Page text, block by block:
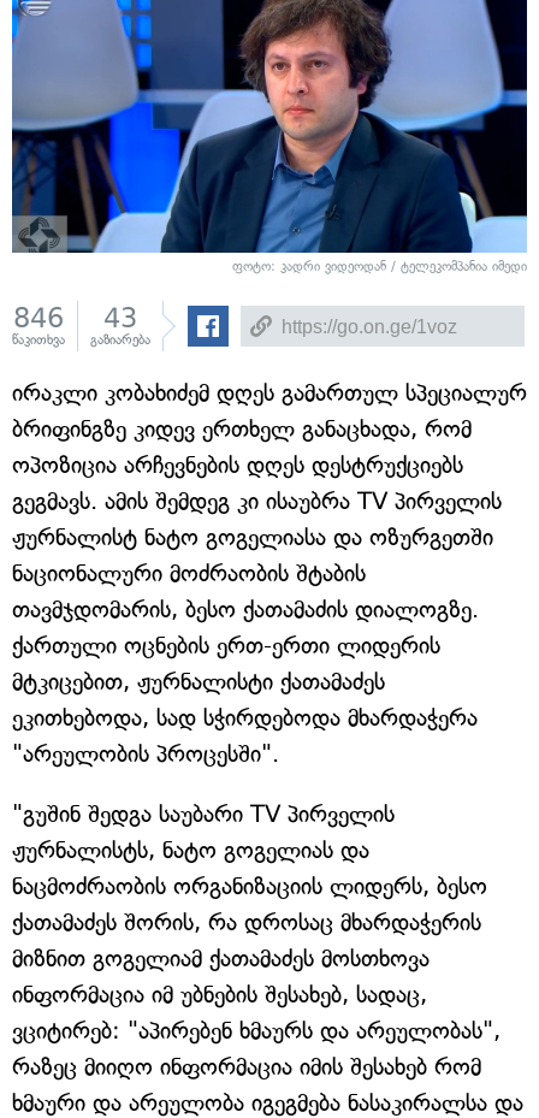
ფოტო: კადრი ვიდეოდან / ტელეკომპანია იმედი
846
წაკითხვა
43
გაზიარება
ირაკლი კობახიძემ დღეს გამართულ სპეციალურ
ბრიფინგზე კიდევ ერთხელ განაცხადა, რომ
ოპოზიცია არჩევნების დღეს დესტრუქციებს
გეგმავს. ამის შემდეგ კი ისაუბრა TV პირველის
ჟურნალისტ ნატო გოგელიასა და ოზურგეთში
ნაციონალური მოძრაობის შტაბის
თავმჯდომარის, ბესო ქათამაძის დიალოგზე.
ქართული ოცნების ერთ-ერთი ლიდერის
მტკიცებით, ჟურნალისტი ქათამაძეს
ეკითხებოდა, სად სჭირდებოდა მხარდაჭერა
"არეულობის პროცესში".
"გუშინ შედგა საუბარი TV პირველის
ჟურნალისტს, ნატო გოგელიას და
ნაცმოძრაობის ორგანიზაციის ლიდერს, ბესო
ქათამაძეს შორის, რა დროსაც მხარდაჭერის
მიზნით გოგელიამ ქათამაძეს მოსთხოვა
ინფორმაცია იმ უბნების შესახებ, სადაც,
ვციტირებ: "აპირებენ ხმაურს და არეულობას",
რაზეც მიიღო ინფორმაცია იმის შესახებ რომ
ხმაური და არეულობა იგეგმება ნასაკირალსა და